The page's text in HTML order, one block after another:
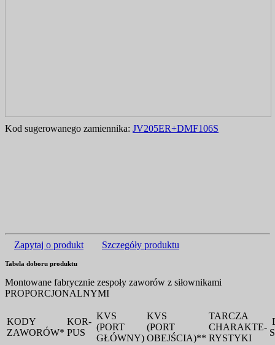
Kod sugerowanego zamiennika: JV205ER+DMF106S
Zapytaj o produkt Szczegóły produktu
Tabela doboru produktu
Montowane fabrycznie zespoły zaworów z siłownikami
PROPORCJONALNYMI
KODY
ZAWORÓW*
KOR-
PUS
KVS
(PORT
GŁÓWNY)
KVS
(PORT
OBEJŚCIA)**
TARCZA
CHARAKTE-
RYSTYKI